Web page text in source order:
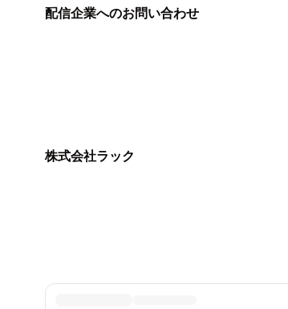
配信企業へのお問い合わせ
株式会社ラック